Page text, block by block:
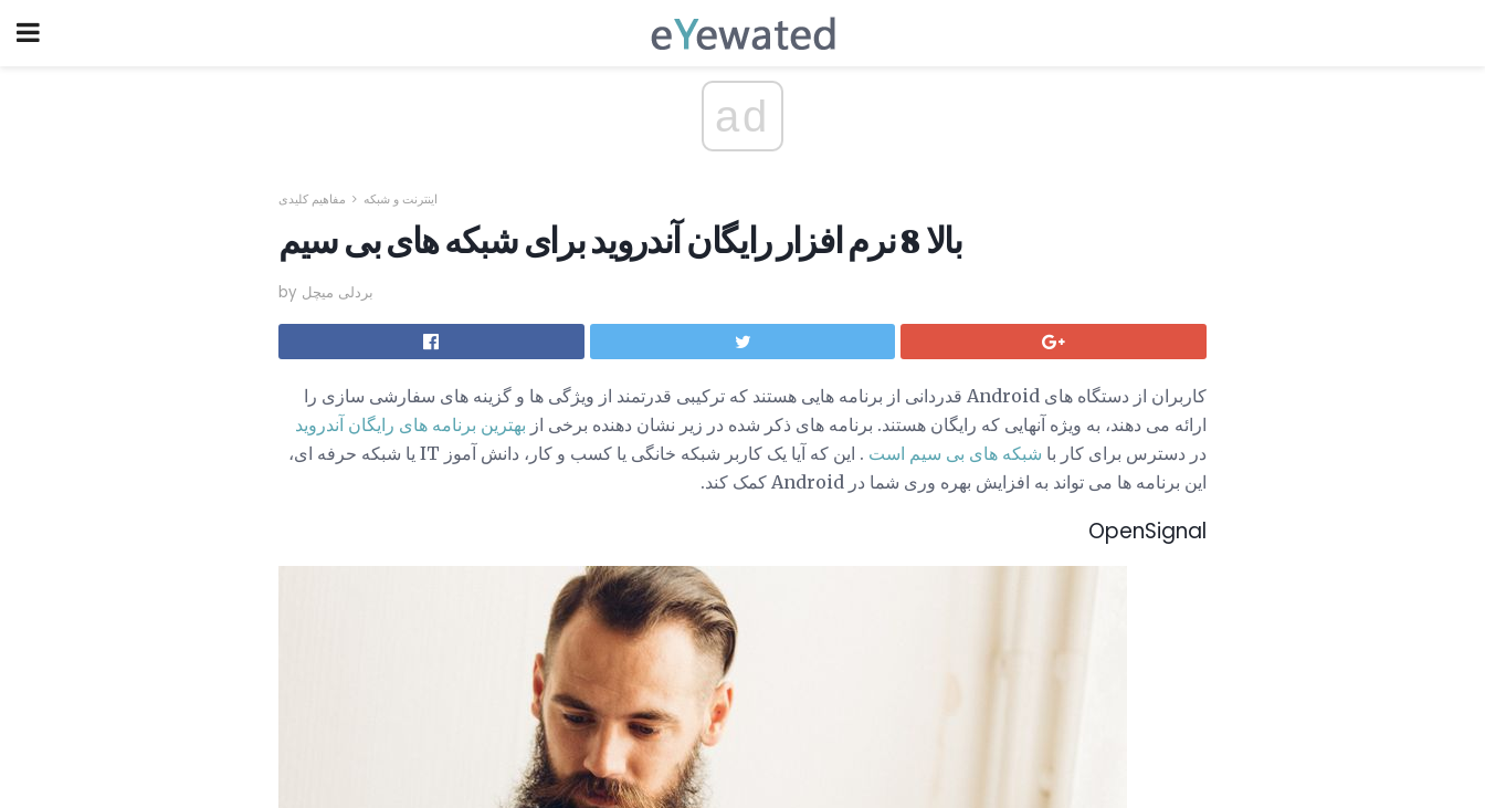
ad
اینترنت و شبکه مفاهیم کلیدی
بالا 8 نرم افزار رایگان آندروید برای شبکه های بی سیم
by بردلی میچل
کاربران از دستگاه های Android قدردانی از برنامه هایی هستند که ترکیبی قدرتمند از ویژگی ها و گزینه های سفارشی سازی را
ارائه می دهند، به ویژه آنهایی که رایگان هستند. برنامه های ذکر شده در زیر نشان دهنده برخی از بهترین برنامه های رایگان آندروید
در دسترس برای کار با شبکه های بی سیم است
. این که آیا یک کاربر شبکه خانگی یا کسب و کار، دانش آموز IT یا شبکه حرفه ای،
این برنامه ها می تواند به افزایش بهره وری شما در Android کمک کند.
OpenSignal